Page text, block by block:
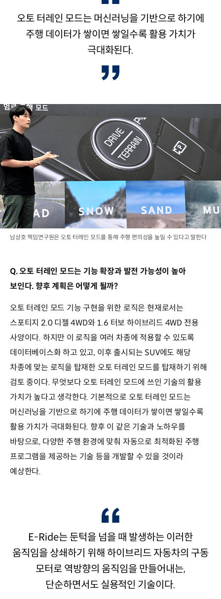
오토 터레인 모드는 머신러닝을 기반으로 하기에
주행 데이터가 쌓이면 쌓일수록 활용 가치가
극대화된다.
남상호 책임연구원은 오토 터레인 모드를 통해 주행 편의성을 높일 수 있다고 말한다
Q. 오토 터레인 모드는 기능 확장과 발전 가능성이 높아
보인다. 향후 계획은 어떻게 될까?
오토 터레인 모드 기능 구현을 위한 로직은 현재로서는
스포티지 2.0 디젤 4WD와 1.6 터보 하이브리드 4WD 전용
사양이다. 하지만 이 로직을 여러 차종에 적용할 수 있도록
데이터베이스화 하고 있고, 이후 출시되는 SUV에도 해당
차종에 맞는 로직을 탑재한 오토 터레인 모드를 탑재하기 위해
검토 중이다. 무엇보다 오토 터레인 모드에 쓰인 기술의 활용
가치가 높다고 생각한다. 기본적으로 오토 터레인 모드는
머신러닝을 기반으로 하기에 주행 데이터가 쌓이면 쌓일수록
활용 가치가 극대화된다. 향후 이 같은 기술과 노하우를
바탕으로, 다양한 주행 환경에 맞춰 자동으로 최적화된 주행
프로그램을 제공하는 기술 등을 개발할 수 있을 것이라
예상한다.
E-Ride는 둔턱을 넘을 때 발생하는 이러한
움직임을 상쇄하기 위해 하이브리드 자동차의 구동
모터로 역방향의 움직임을 만들어내는,
단순하면서도 실용적인 기술이다.